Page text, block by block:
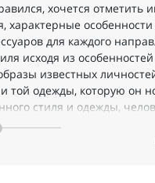
хочется отметить
особенности
для каждого
исходя из
известных
той одежды, которую он
стиля и одежды,
смогут разобраться в
всем, и особенно тем,